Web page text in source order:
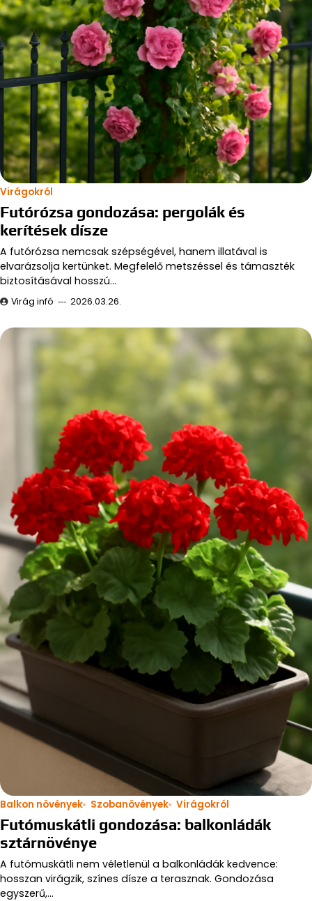
Virágokról
Futórózsa gondozása: pergolák és
kerítések dísze
A futórózsa nemcsak szépségével, hanem illatával is
elvarázsolja kertünket. Megfelelő metszéssel és támaszték
biztosításával hosszú…
Virág infó 2026.03.26.
Balkon növények Szobanövények Virágokról
Futómuskátli gondozása: balkonládák
sztárnövénye
A futómuskátli nem véletlenül a balkonládák kedvence:
hosszan virágzik, színes dísze a terasznak. Gondozása
egyszerű,…